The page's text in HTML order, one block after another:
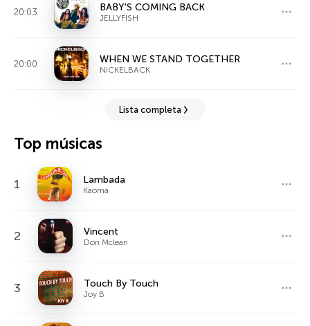
20:03 BABY'S COMING BACK
JELLYFISH
20:00 WHEN WE STAND TOGETHER
NICKELBACK
Lista completa
Top músicas
1 Lambada
Kaoma
2 Vincent
Don Mclean
3 Touch By Touch
Joy B